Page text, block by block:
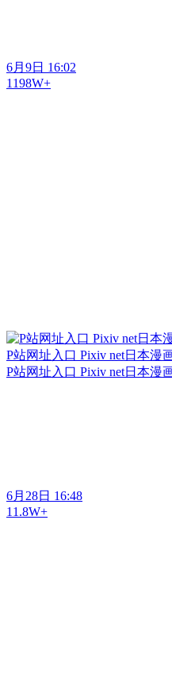
6月9日 16:02
1198W+
P站网址入口 Pixiv net日本漫
P站网址入口 Pixiv net日本漫
6月28日 16:48
11.8W+